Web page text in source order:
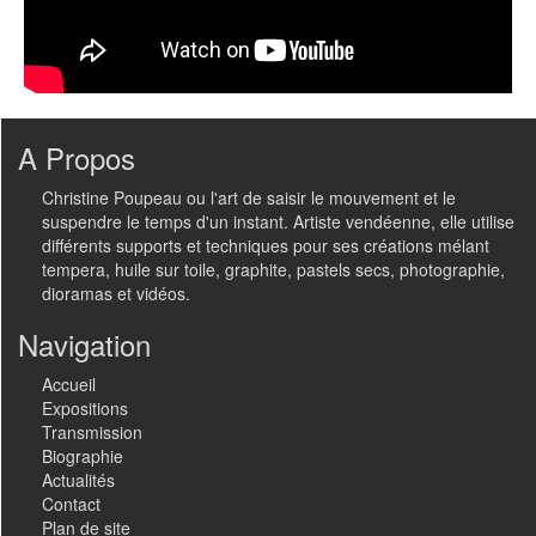
A Propos
Christine Poupeau ou l'art de saisir le mouvement et le
suspendre le temps d'un instant. Artiste vendéenne, elle utilise
différents supports et techniques pour ses créations mélant
tempera, huile sur toile, graphite, pastels secs, photographie,
dioramas et vidéos.
Navigation
Accueil
Expositions
Transmission
Biographie
Actualités
Contact
Plan de site